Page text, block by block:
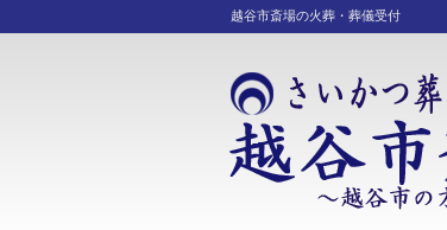
越谷市斎場の火葬・葬儀受付